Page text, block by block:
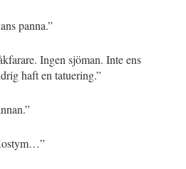
panna.”
Ingen sjöman. Inte ens
haft en tatuering.”